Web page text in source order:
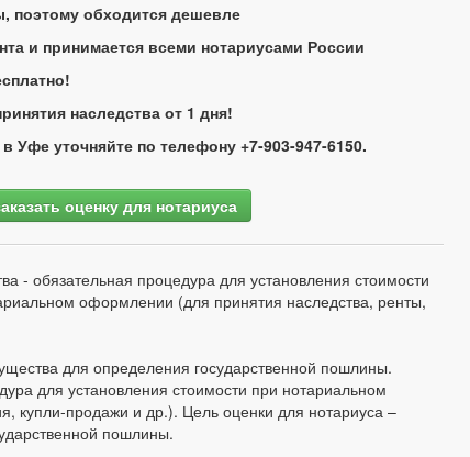
поэтому обходится дешевле
и принимается всеми нотариусами России
наследства от 1 дня!
Уфе уточняйте по телефону +7-903-947-6150.
оценку для нотариуса
- обязательная процедура для установления стоимости
оформлении (для принятия наследства, ренты,
для определения государственной пошлины.
для установления стоимости при нотариальном
купли-продажи и др.). Цель оценки для нотариуса –
пошлины.